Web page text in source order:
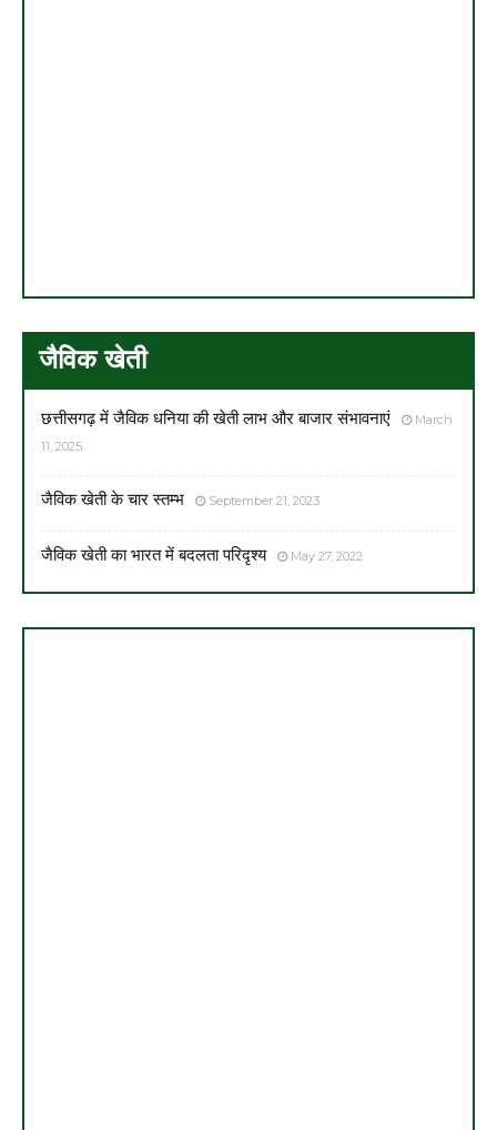
जैविक खेती
छत्तीसगढ़ में जैविक धनिया की खेती लाभ और बाजार संभावनाएं
March
11, 2025
जैविक खेती के चार स्तम्भ September 21, 2023
जैविक खेती का भारत में बदलता परिदृश्य May 27, 2022